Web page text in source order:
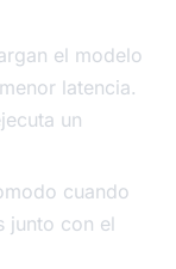
el modelo
latencia.
un
cuando
junto con el